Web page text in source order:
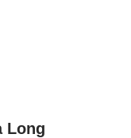
Long